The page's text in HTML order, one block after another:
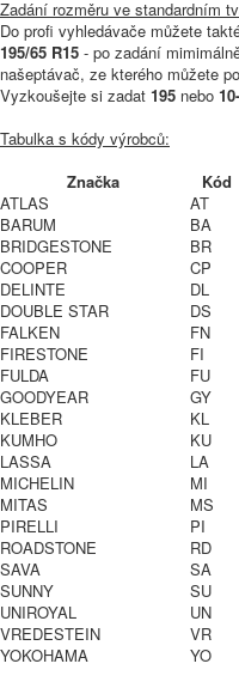
Zadání rozměru ve standardním
Do profi vyhledávače můžete
195/65 R15 - po zadání
našeptávač, ze kterého můžete
Vyzkoušejte si zadat 195 nebo 10-
Tabulka s kódy výrobců:
Značka
Kód
ATLAS
AT
BARUM
BA
BRIDGESTONE
BR
COOPER
CP
DELINTE
DL
DOUBLE STAR
DS
FALKEN
FN
FIRESTONE
FI
FULDA
FU
GOODYEAR
GY
KLEBER
KL
KUMHO
KU
LASSA
LA
MICHELIN
MI
MITAS
MS
PIRELLI
PI
ROADSTONE
RD
SAVA
SA
SUNNY
SU
UNIROYAL
UN
VREDESTEIN
VR
YOKOHAMA
YO